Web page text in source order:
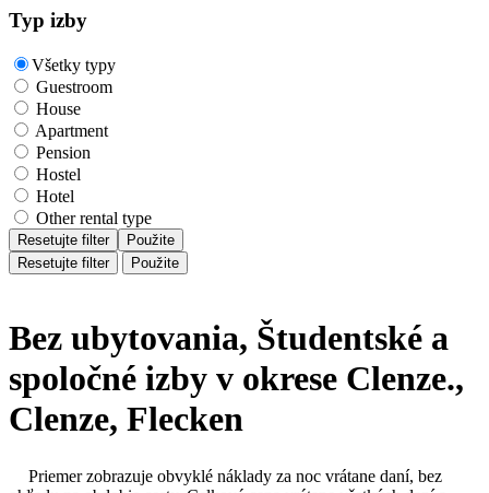
Typ izby
Všetky typy
Guestroom
House
Apartment
Pension
Hostel
Hotel
Other rental type
Resetujte filter
Použite
Resetujte filter
Použite
Bez ubytovania, Študentské a
spoločné izby v okrese Clenze.,
Clenze, Flecken
Priemer zobrazuje obvyklé náklady za noc vrátane daní, bez